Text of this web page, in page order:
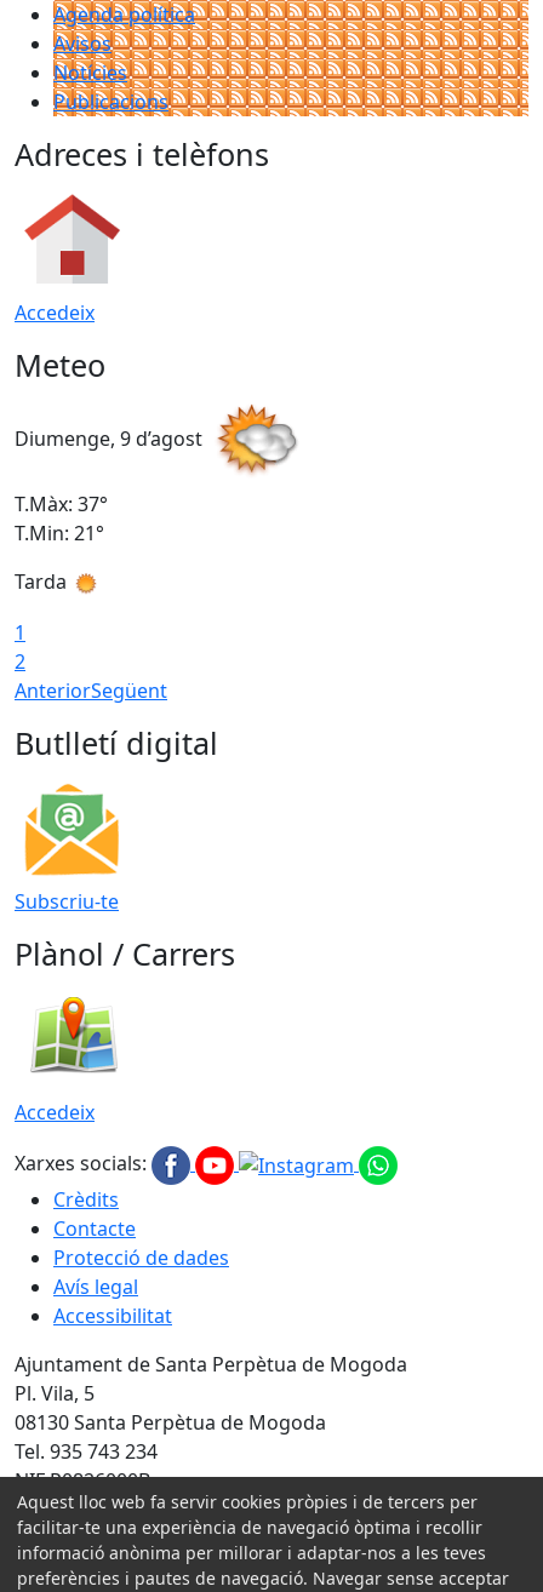
Agenda política
Avisos
Notícies
Publicacions
Adreces i telèfons
Accedeix
Meteo
Diumenge, 9 d’agost
T.Màx: 37°
T.Min: 21°
Tarda
1
2
AnteriorSegüent
Butlletí digital
Subscriu-te
Plànol / Carrers
Accedeix
Xarxes socials:
Crèdits
Contacte
Protecció de dades
Avís legal
Accessibilitat
Ajuntament de Santa Perpètua de Mogoda
Pl. Vila, 5
08130 Santa Perpètua de Mogoda
Tel. 935 743 234
NIF P0826000B
Amb la col·laboració de:
Aquest lloc web fa servir cookies pròpies i de tercers per
facilitar-te una experiència de navegació òptima i recollir
informació anònima per millorar i adaptar-nos a les teves
preferències i pautes de navegació. Navegar sense acceptar